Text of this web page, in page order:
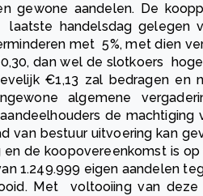
gewone aandelen. De
handelsdag gelegen
met 5%, met dien
dan wel de slotkoers
€1,13 zal bedragen en
algemene
de machtiging
van bestuur uitvoering kan
de koopovereenkomst is op
1.249.999 eigen aandelen
Met voltooiing van deze